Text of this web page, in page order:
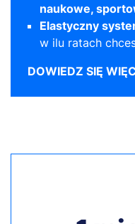
naukowe,
Elastyczny
w ilu ratach
DOWIEDZ SIĘ